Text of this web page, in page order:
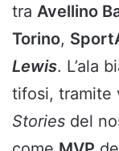
tra Avellino
Torino,
Lewis. L’ala
tifosi, tramite
Stories del